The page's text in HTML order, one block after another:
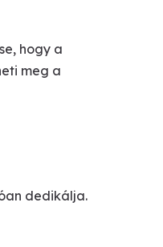
hogy a
meg a
dedikálja.